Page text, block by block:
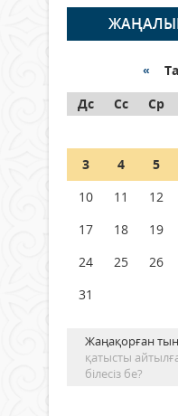
06 тамыз 2026
граждане
05 тамыз 2026 ж.
Шетелде
азаматтары
«
Дс
Сс Ср
3
4 5
10
11 12
17
18 19
24
25 26
31
Жаңақорған
қатысты
білесіз бе?